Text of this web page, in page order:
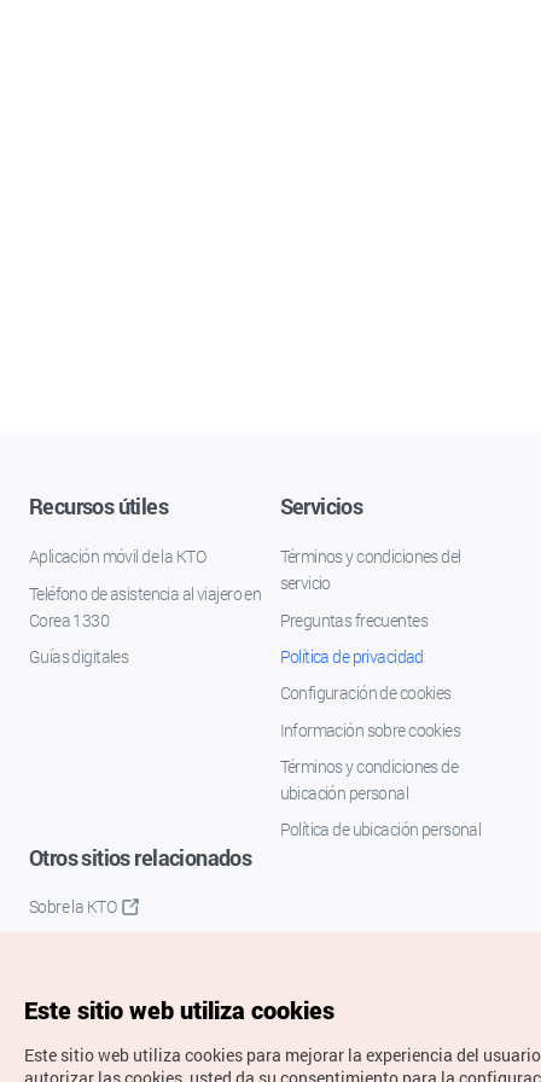
Recursos útiles
Aplicación móvil de la KTO
Teléfono de asistencia al viajero en
Corea 1330
Guías digitales
Servicios
Términos y condiciones del
servicio
Preguntas frecuentes
Política de privacidad
Configuración de cookies
Información sobre cookies
Términos y condiciones de
ubicación personal
Política de ubicación personal
Otros sitios relacionados
Sobre la KTO
Este sitio web utiliza cookies
Este sitio web utiliza cookies para mejorar la experiencia del